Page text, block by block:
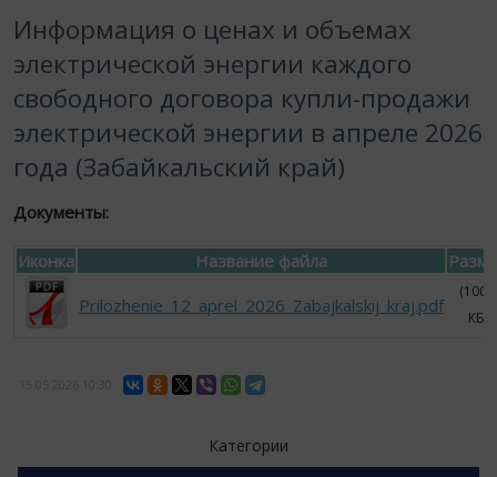
Информация о ценах и объемах
электрической энергии каждого
свободного договора купли-продажи
электрической энергии в апреле 2026
года (Забайкальский край)
Документы:
Иконка Название файла
Prilozhenie_12_aprel_2026_Zabajkalskij_kraj.pdf
(100.1
КБ)
Категории